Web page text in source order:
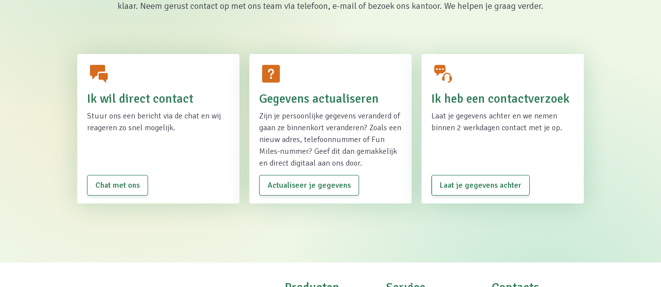
klaar. Neem gerust contact op met ons team via telefoon, e-mail of bezoek ons kantoor. We helpen je graag verder.
Ik wil direct contact
Stuur ons een bericht via de chat en wij
reageren zo snel mogelijk.
Chat met ons
Gegevens actualiseren
Zijn je persoonlijke gegevens veranderd of
gaan ze binnenkort veranderen? Zoals een
nieuw adres, telefoonnummer of Fun
Miles-nummer? Geef dit dan gemakkelijk
en direct digitaal aan ons door.
Actualiseer je gegevens
Ik heb een contactverzoek
Laat je gegevens achter en we nemen
binnen 2 werkdagen contact met je op.
Laat je gegevens achter